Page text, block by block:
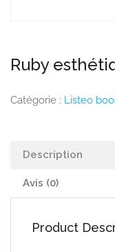
Ruby
Catégorie : Listeo
Description
Avis (0)
Product